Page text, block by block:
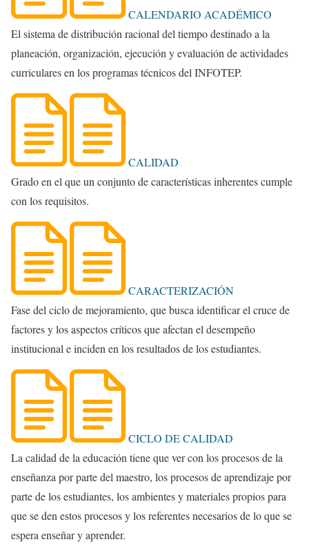
CALENDARIO ACADÉMICO
El sistema de distribución racional del tiempo destinado a la
planeación, organización, ejecución y evaluación de actividades
curriculares en los programas técnicos del INFOTEP.
CALIDAD
Grado en el que un conjunto de características inherentes cumple
con los requisitos.
CARACTERIZACIÓN
Fase del ciclo de mejoramiento, que busca identificar el cruce de
factores y los aspectos críticos que afectan el desempeño
institucional e inciden en los resultados de los estudiantes.
CICLO DE CALIDAD
La calidad de la educación tiene que ver con los procesos de la
enseñanza por parte del maestro, los procesos de aprendizaje por
parte de los estudiantes, los ambientes y materiales propios para
que se den estos procesos y los referentes necesarios de lo que se
espera enseñar y aprender.